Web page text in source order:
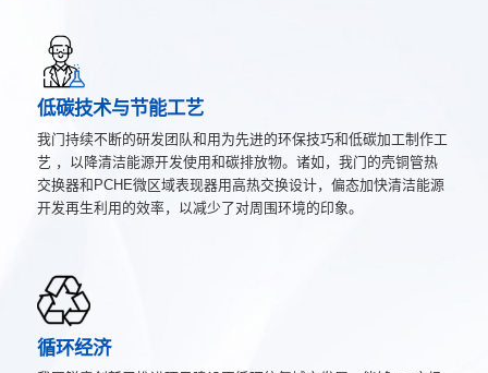
低碳技术与节能工艺
我门持续不断的研发团队和用为先进的环保技巧和低碳加工制作工
艺 ，以降清洁能源开发使用和碳排放物。诸如，我门的壳铜管热
交换器和PCHE微区域表现器用高热交换设计，偏态加快清洁能源
开发再生利用的效率，以减少了对周围环境的印象。
循环经济